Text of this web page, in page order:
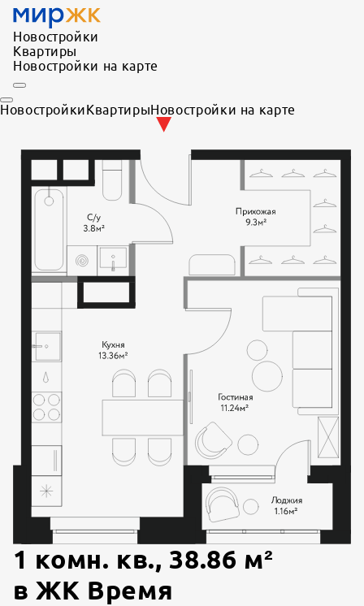
Новостройки
Квартиры
Новостройки на карте
НовостройкиКвартирыНовостройки на карте
1 комн. кв., 38.86 м²
вЖК Время